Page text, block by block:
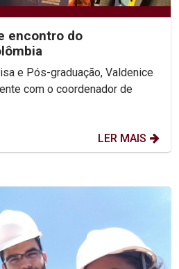
encontro do
e Pós-graduação, Valdenice
com o coordenador de
LER MAIS